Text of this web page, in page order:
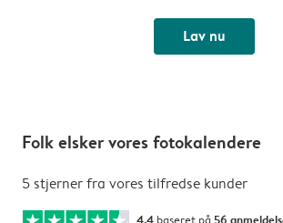
Lav nu
Folk elsker vores fotokalendere
5 stjerner fra vores tilfredse kunder
4.4 baseret på 56